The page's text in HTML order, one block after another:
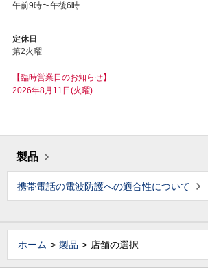
午前9時〜午後6時
定休日
第2火曜
【臨時営業日のお知らせ】
2026年8月11日(火曜)
製品
携帯電話の電波防護への適合性について
ホーム 製品 店舗の選択